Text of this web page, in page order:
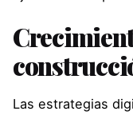
Las estrategias